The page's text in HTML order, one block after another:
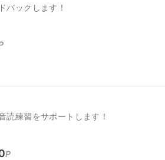
バックします！
読練習をサポートします！
P